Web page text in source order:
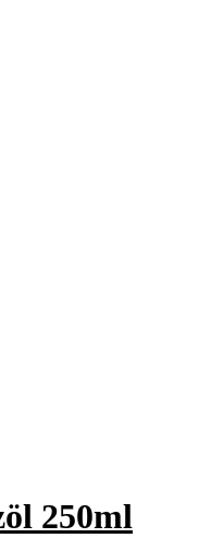
250ml